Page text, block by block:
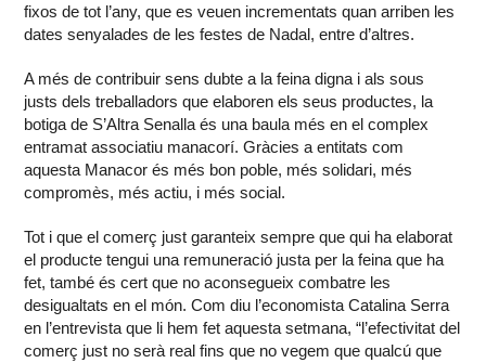
fixos de tot l’any, que es veuen incrementats quan arriben les
dates senyalades de les festes de Nadal, entre d’altres.
A més de contribuir sens dubte a la feina digna i als sous
justs dels treballadors que elaboren els seus productes, la
botiga de S’Altra Senalla és una baula més en el complex
entramat associatiu manacorí. Gràcies a entitats com
aquesta Manacor és més bon poble, més solidari, més
compromès, més actiu, i més social.
Tot i que el comerç just garanteix sempre que qui ha elaborat
el producte tengui una remuneració justa per la feina que ha
fet, també és cert que no aconsegueix combatre les
desigualtats en el món. Com diu l’economista Catalina Serra
en l’entrevista que li hem fet aquesta setmana, “l’efectivitat del
comerç just no serà real fins que no vegem que qualcú que